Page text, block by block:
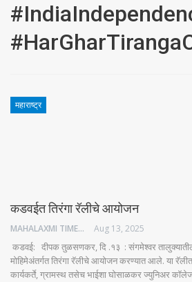
महाराष्ट्र
कडवईत तिरंगा रॅलीचे आयोजन
MAHALAXMI TIMES Aug 13, 2025
कडवई: दीपक तुळसणकर, दि .१३ : संगमेश्वर
मोहिमेअंतर्गत तिरंगा रॅलीचे आयोजन करण्यात आले. या रॅलीत
कार्यकर्ते, ग्रामस्थ तसेच भाईशा घोसाळकर ज्युनिअर